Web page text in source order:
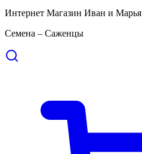
Интернет Магазин Иван и Марья
Семена – Саженцы